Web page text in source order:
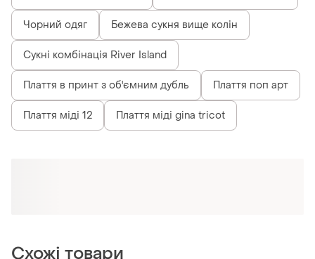
Чорний одяг Бежева сукня вище колін
Сукні комбінація River Island
Плаття в принт з об'ємним дубль Плаття поп арт
Плаття міді 12 Плаття міді gina tricot